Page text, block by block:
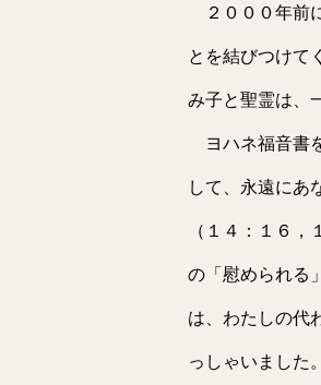
２０００年前
とを結びつけて
み子と聖霊は、
ヨハネ福音書
して、永遠にあ
（１４：１６
の「慰められる
は、わたしの代
っしゃいました